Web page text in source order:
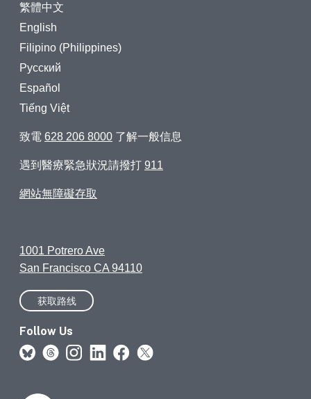
繁體中文
English
Filipino (Philippines)
Русский
Español
Tiếng Việt
致電 628 206 8000 了解一般信息
遇到醫療緊急狀況請撥打 911
網站無障礙存取
1001 Potrero Ave
San Francisco CA 94110
获取路线
Follow Us